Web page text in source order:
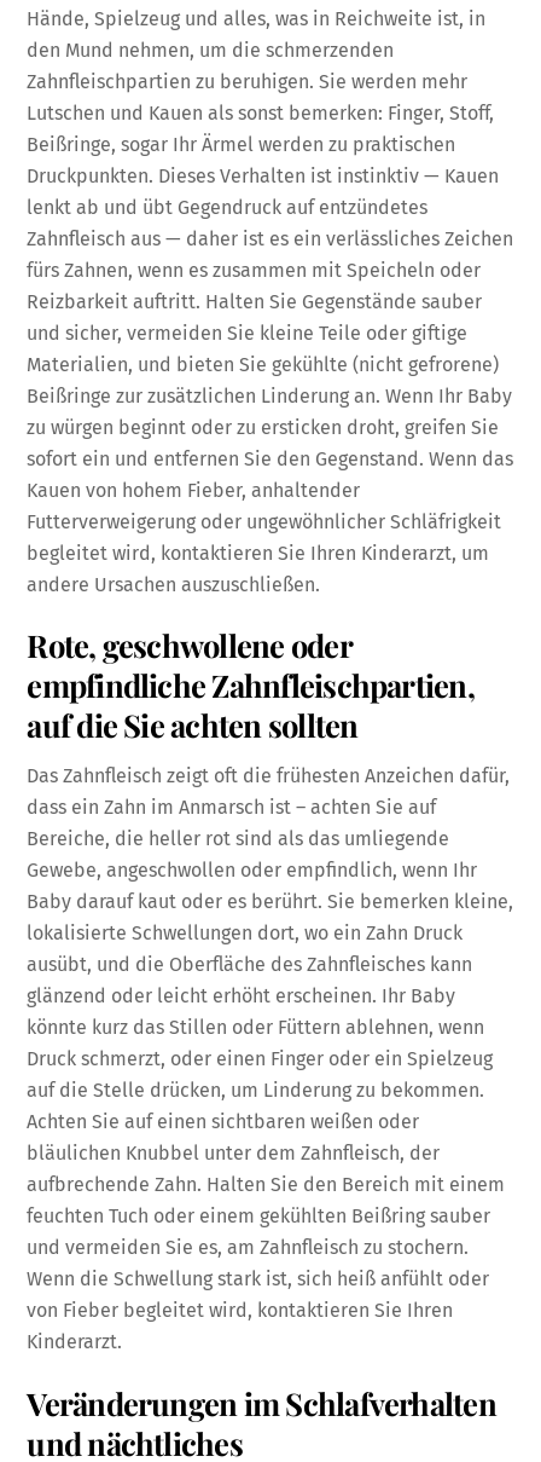
Hände, Spielzeug und alles, was in Reichweite ist, in
den Mund nehmen, um die schmerzenden
Zahnfleischpartien zu beruhigen. Sie werden mehr
Lutschen und Kauen als sonst bemerken: Finger, Stoff,
Beißringe, sogar Ihr Ärmel werden zu praktischen
Druckpunkten. Dieses Verhalten ist instinktiv — Kauen
lenkt ab und übt Gegendruck auf entzündetes
Zahnfleisch aus — daher ist es ein verlässliches Zeichen
fürs Zahnen, wenn es zusammen mit Speicheln oder
Reizbarkeit auftritt. Halten Sie Gegenstände sauber
und sicher, vermeiden Sie kleine Teile oder giftige
Materialien, und bieten Sie gekühlte (nicht gefrorene)
Beißringe zur zusätzlichen Linderung an. Wenn Ihr Baby
zu würgen beginnt oder zu ersticken droht, greifen Sie
sofort ein und entfernen Sie den Gegenstand. Wenn das
Kauen von hohem Fieber, anhaltender
Futterverweigerung oder ungewöhnlicher Schläfrigkeit
begleitet wird, kontaktieren Sie Ihren Kinderarzt, um
andere Ursachen auszuschließen.
Rote, geschwollene oder
empfindliche Zahnfleischpartien,
auf die Sie achten sollten
Das Zahnfleisch zeigt oft die frühesten Anzeichen dafür,
dass ein Zahn im Anmarsch ist – achten Sie auf
Bereiche, die heller rot sind als das umliegende
Gewebe, angeschwollen oder empfindlich, wenn Ihr
Baby darauf kaut oder es berührt. Sie bemerken kleine,
lokalisierte Schwellungen dort, wo ein Zahn Druck
ausübt, und die Oberfläche des Zahnfleisches kann
glänzend oder leicht erhöht erscheinen. Ihr Baby
könnte kurz das Stillen oder Füttern ablehnen, wenn
Druck schmerzt, oder einen Finger oder ein Spielzeug
auf die Stelle drücken, um Linderung zu bekommen.
Achten Sie auf einen sichtbaren weißen oder
bläulichen Knubbel unter dem Zahnfleisch, der
aufbrechende Zahn. Halten Sie den Bereich mit einem
feuchten Tuch oder einem gekühlten Beißring sauber
und vermeiden Sie es, am Zahnfleisch zu stochern.
Wenn die Schwellung stark ist, sich heiß anfühlt oder
von Fieber begleitet wird, kontaktieren Sie Ihren
Kinderarzt.
Veränderungen im Schlafverhalten
und nächtliches